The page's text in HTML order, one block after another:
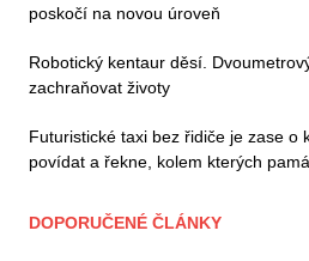
poskočí na novou úroveň
Robotický kentaur děsí.
zachraňovat životy
Futuristické taxi bez řidiče je zase o
povídat a řekne, kolem kterých
DOPORUČENÉ ČLÁNKY